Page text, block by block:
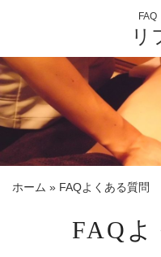
リ
ホーム » FAQよくある質問
FAQよ